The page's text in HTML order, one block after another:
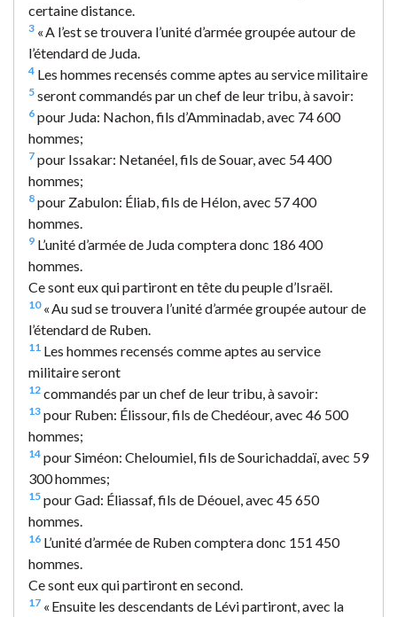
certaine distance.
3 « A l’est se trouvera l’unité d’armée groupée autour de
l’étendard de Juda.
4 Les hommes recensés comme aptes au service militaire
5 seront commandés par un chef de leur tribu, à savoir:
6 pour Juda: Nachon, fils d’Amminadab, avec 74 600
hommes;
7 pour Issakar: Netanéel, fils de Souar, avec 54 400
hommes;
8 pour Zabulon: Éliab, fils de Hélon, avec 57 400
hommes.
9 L’unité d’armée de Juda comptera donc 186 400
hommes.
Ce sont eux qui partiront en tête du peuple d’Israël.
10« Au sud se trouvera l’unité d’armée groupée autour de
l’étendard de Ruben.
11 Les hommes recensés comme aptes au service
militaire seront
12 commandés par un chef de leur tribu, à savoir:
13 pour Ruben: Élissour, fils de Chedéour, avec 46 500
hommes;
14 pour Siméon: Cheloumiel, fils de Sourichaddaï, avec 59
300 hommes;
15 pour Gad: Éliassaf, fils de Déouel, avec 45 650
hommes.
16 L’unité d’armée de Ruben comptera donc 151 450
hommes.
Ce sont eux qui partiront en second.
17 « Ensuite les descendants de Lévi partiront, avec la